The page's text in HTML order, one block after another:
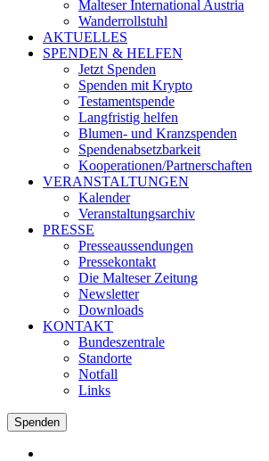
Malteser International Austria
Wanderrollstuhl
AKTUELLES
SPENDEN & HELFEN
Jetzt Spenden
Spenden mit Krypto
Testamentspende
Langfristig helfen
Blumen- und Kranzspenden
Spendenabsetzbarkeit
Kooperationen/Partnerschaften
VERANSTALTUNGEN
Kalender
Veranstaltungsarchiv
PRESSE
Presseaussendungen
Pressekontakt
Die Malteser Zeitung
Newsletter
Downloads
KONTAKT
Bundeszentrale
Standorte
Notfall
Links
Spenden